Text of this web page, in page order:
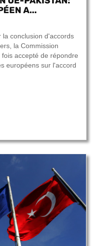
A...
conclusion d'accords
la Commission
accepté de répondre
européens sur l'accord